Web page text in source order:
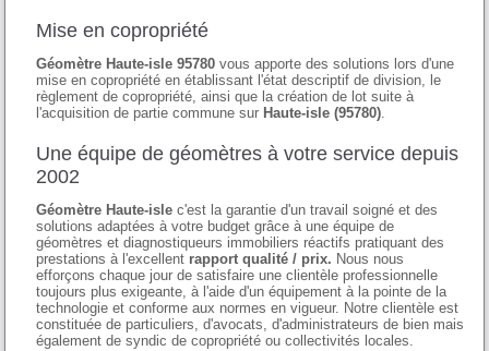
Mise en copropriété
Géomètre Haute-isle 95780 vous apporte des solutions lors d'une
mise en copropriété en établissant l'état descriptif de division, le
règlement de copropriété, ainsi que la création de lot suite à
l'acquisition de partie commune sur Haute-isle (95780).
Une équipe de géomètres à votre service depuis
2002
Géomètre Haute-isle c'est la garantie d'un travail soigné et des
solutions adaptées à votre budget grâce à une équipe de
géomètres et diagnostiqueurs immobiliers réactifs pratiquant des
prestations à l'excellent rapport qualité / prix. Nous nous
efforçons chaque jour de satisfaire une clientèle professionnelle
toujours plus exigeante, à l'aide d'un équipement à la pointe de la
technologie et conforme aux normes en vigueur. Notre clientèle est
constituée de particuliers, d'avocats, d'administrateurs de bien mais
également de syndic de copropriété ou collectivités locales.